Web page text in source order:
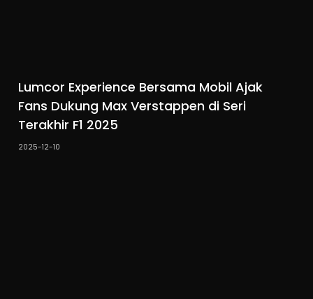
Lumcor Experience Bersama Mobil Ajak
Fans Dukung Max Verstappen di Seri
Terakhir F1 2025
2025-12-10